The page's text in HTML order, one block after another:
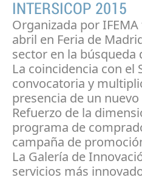
INTERSICOP 2015
Organizada por
abril en Feria de
sector en la búsqueda
La coincidencia con el
convocatoria y
presencia de un
Refuerzo de la
programa de
campaña de
La Galería de
servicios más